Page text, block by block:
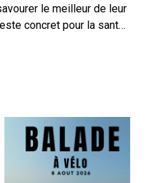
le meilleur de leur
concret pour la santé
des soins
une …